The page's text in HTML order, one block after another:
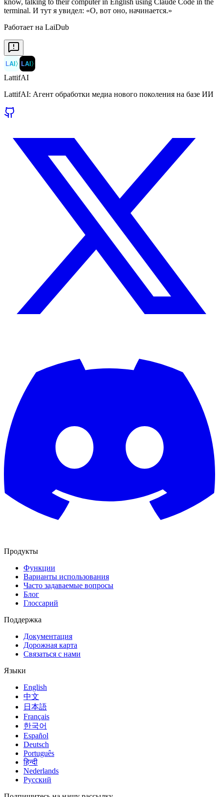
Работает на LaiDub
LAI〉 LAI〉
LattifAI
LattifAI: Агент обработки медиа нового поколения на базе ИИ
Продукты
Функции
Варианты использования
Часто задаваемые вопросы
Блог
Глоссарий
Поддержка
Документация
Дорожная карта
Связаться с нами
Языки
English
中文
日本語
Français
한국어
Español
Deutsch
Português
हिन्दी
Nederlands
Русский